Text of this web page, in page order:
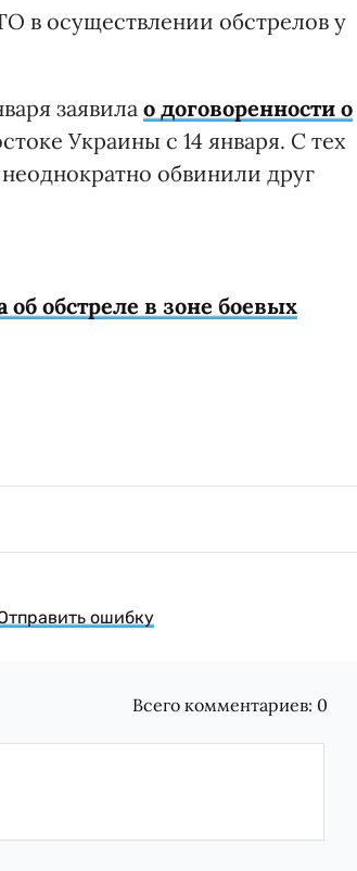
в осуществлении обстрелов у
заявила о договоренности о
Украины с 14 января. С тех
обвинили друг
обстреле в зоне боевых
ошибку
Всего комментариев: 0